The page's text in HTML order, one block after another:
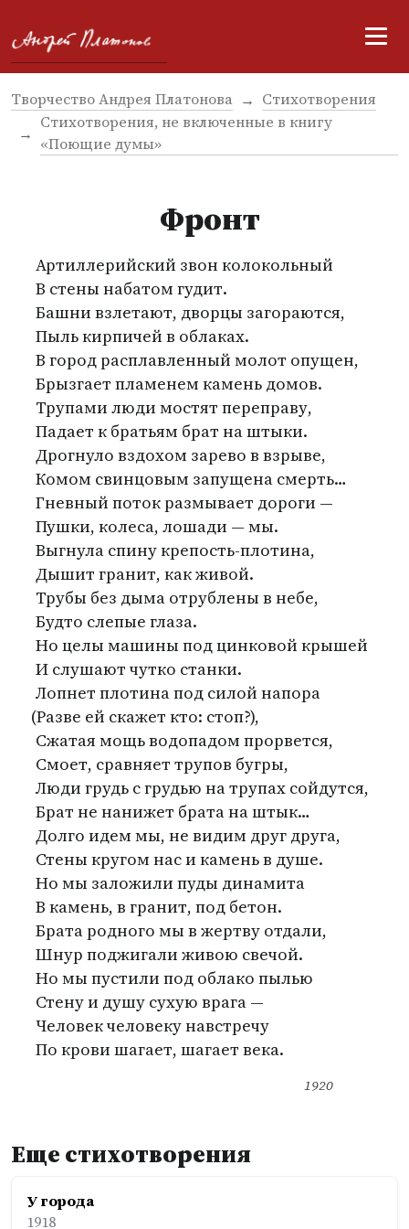
Творчество Андрея Платонова
Стихотворения
Стихотворения, не включенные в книгу
«Поющие думы»
Фронт
Артиллерийский звон колокольный
В стены набатом гудит.
Башни взлетают, дворцы загораются,
Пыль кирпичей в облаках.
В город расплавленный молот опущен,
Брызгает пламенем камень домов.
Трупами люди мостят переправу,
Падает к братьям брат на штыки.
Дрогнуло вздохом зарево в взрыве,
Комом свинцовым запущена смерть…
Гневный поток размывает дороги —
Пушки, колеса, лошади — мы.
Выгнула спину крепость-плотина,
Дышит гранит, как живой.
Трубы без дыма отрублены в небе,
Будто слепые глаза.
Но целы машины под цинковой крышей
И слушают чутко станки.
Лопнет плотина под силой напора
(Разве ей скажет кто: стоп?),
Сжатая мощь водопадом прорвется,
Смоет, сравняет трупов бугры,
Люди грудь с грудью на трупах сойдутся,
Брат не нанижет брата на штык…
Долго идем мы, не видим друг друга,
Стены кругом нас и камень в душе.
Но мы заложили пуды динамита
В камень, в гранит, под бетон.
Брата родного мы в жертву отдали,
Шнур поджигали живою свечой.
Но мы пустили под облако пылью
Стену и душу сухую врага —
Человек человеку навстречу
По крови шагает, шагает века.
1920
Еще стихотворения
У города
1918